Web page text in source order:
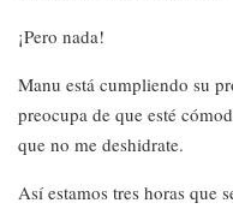
¡Pero nada!
Manu está cumpliendo su
preocupa de que esté
que no me deshidrate.
Así estamos tres horas que